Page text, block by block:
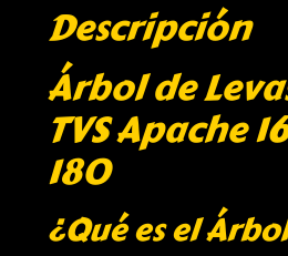
Descripción
Árbol de
TVS Apache
180
¿Qué es el